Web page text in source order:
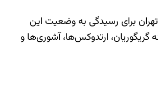
برای رسیدگی به وضعیت این
ارتدوکس‌ها، آشوری‌ها و